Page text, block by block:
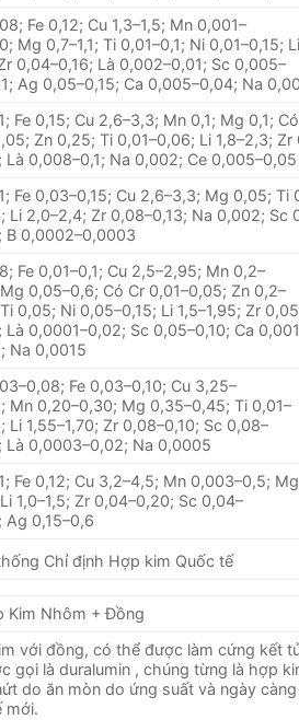
Fe 0,12; Cu 1,3–1,5; Mn 0,001–
Mg 0,7–1,1; Ti 0,01–0,1; Ni 0,01–0,15;
0,04–0,16; Là 0,002–0,01; Sc 0,005–
Ag 0,05–0,15; Ca 0,005–0,04; Na
Fe 0,15; Cu 2,6–3,3; Mn 0,1; Mg 0,1;
Zn 0,25; Ti 0,01–0,06; Li 1,8–2,3; Zr
Là 0,008–0,1; Na 0,002; Ce 0,005–0,05
Fe 0,03–0,15; Cu 2,6–3,3; Mg 0,05; Ti
Li 2,0–2,4; Zr 0,08–0,13; Na 0,002; Sc
B 0,0002–0,0003
Fe 0,01–0,1; Cu 2,5–2,95; Mn 0,2–
0,05–0,6; Có Cr 0,01–0,05; Zn 0,2–
0,05; Ni 0,05–0,15; Li 1,5–1,95; Zr
Là 0,0001–0,02; Sc 0,05–0,10; Ca
Na 0,0015
Fe 0,03–0,10; Cu 3,25–
Mn 0,20–0,30; Mg 0,35–0,45; Ti 0,01–
Li 1,55–1,70; Zr 0,08–0,10; Sc 0,08–
Là 0,0003–0,02; Na 0,0005
Fe 0,12; Cu 3,2–4,5; Mn 0,003–0,5;
1,0–1,5; Zr 0,04–0,20; Sc 0,04–
Ag 0,15–0,6
Chỉ định Hợp kim Quốc tế
Kim Nhôm + Đồng
với đồng, có thể được làm cứng kết
gọi là duralumin , chúng từng là hợp
do ăn mòn do ứng suất và ngày
mới.